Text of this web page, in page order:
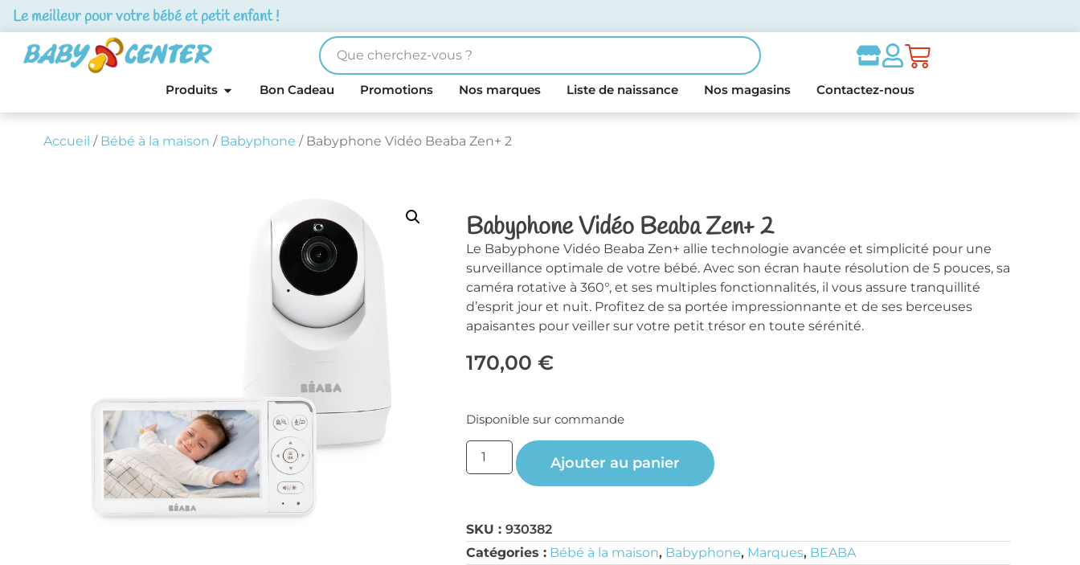
Le meilleur pour votre bébé et petit enfant !
Produits Bon Cadeau Promotions Nos marques Liste de naissance Nos magasins Contactez-nous
Accueil / Bébé à la maison / Babyphone / Babyphone Vidéo Beaba Zen+ 2
Babyphone Vidéo Beaba Zen+ 2
Le Babyphone Vidéo Beaba Zen+ allie technologie avancée et simplicité pour une
surveillance optimale de votre bébé. Avec son écran haute résolution de 5 pouces, sa
caméra rotative à 360°, et ses multiples fonctionnalités, il vous assure tranquillité
d’esprit jour et nuit. Profitez de sa portée impressionnante et de ses berceuses
apaisantes pour veiller sur votre petit trésor en toute sérénité.
170,00€
Disponible sur commande
Ajouter au panier
SKU :930382
Catégories : Bébé à la maison, Babyphone, Marques, BEABA